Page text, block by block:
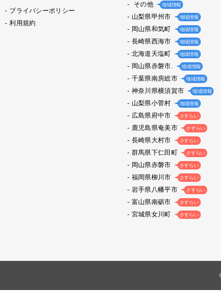
プライバシーポリシー
利用規約
その他 地域情報
山梨県甲州市 地域情報
岡山県和気町 地域情報
長崎県西海市 地域情報
北海道天塩町 地域情報
岡山県赤磐市. 地域情報
千葉県南房総市 地域情報
神奈川県横須賀市 地域情報
山梨県小菅村 地域情報
広島県府中市 さすらい
鹿児島県奄美市 さすらい
長崎県大村市 さすらい
群馬県下仁田町 さすらい
岡山県赤磐市 さすらい
福岡県柳川市 さすらい
岩手県八幡平市 さすらい
富山県南砺市 さすらい
宮城県女川町 さすらい